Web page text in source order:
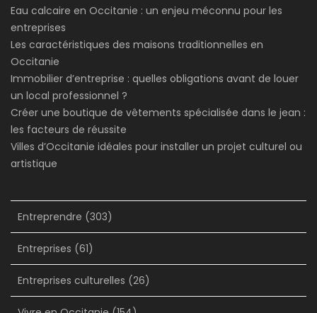
Eau calcaire en Occitanie : un enjeu méconnu pour les
entreprises
Les caractéristiques des maisons traditionnelles en
Occitanie
Immobilier d’entreprise : quelles obligations avant de louer
un local professionnel ?
Créer une boutique de vêtements spécialisée dans le jean :
les facteurs de réussite
Villes d’Occitanie idéales pour installer un projet culturel ou
artistique
Entreprendre (303)
Entreprises (61)
Entreprises culturelles (26)